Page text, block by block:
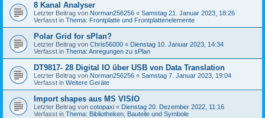
8 Kanal Analyser
Letzter Beitrag von Norman256256 « Samstag 21. Januar 2023, 18:26
Verfasst in Thema: Frontplatte und Frontplattenelemente
Polar Grid for sPlan?
Letzter Beitrag von Chris56000 « Dienstag 10. Januar 2023, 14:34
Verfasst in Thema: Anregungen zu sPlan
DT9817- 28 Digital IO über USB von Data Translation
Letzter Beitrag von Norman256256 « Samstag 7. Januar 2023, 19:04
Verfasst in Weitere Geräte
Import shapes aus MS VISIO
Letzter Beitrag von cotopaxi « Dienstag 20. Dezember 2022, 11:16
Verfasst in Thema: Bibliotheken, Bauteile und Symbole